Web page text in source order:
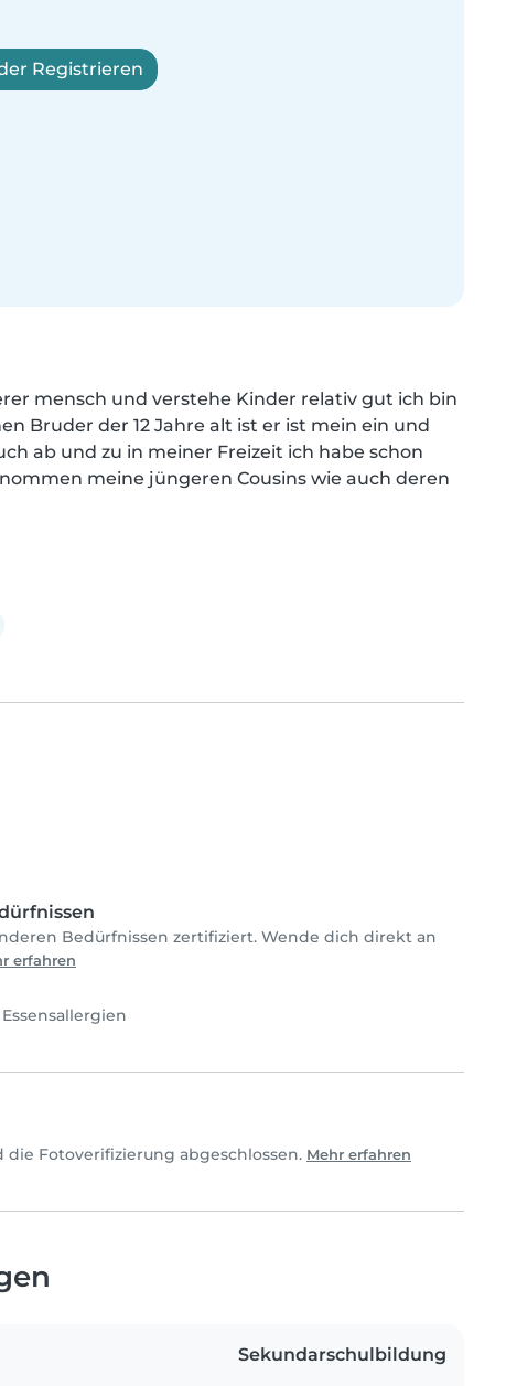
Registrieren
mensch und verstehe Kinder relativ gut ich bin
Bruder der 12 Jahre alt ist er ist mein ein und
ab und zu in meiner Freizeit ich habe schon
meine jüngeren Cousins wie auch deren
Bedürfnissen zertifiziert. Wende dich direkt an
erfahren
Essensallergien
Fotoverifizierung abgeschlossen. Mehr erfahren
Sekundarschulbildung